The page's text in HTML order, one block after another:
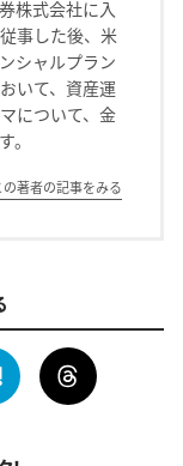
株式会社に入
事した後、米
シャルプラン
いて、資産運
について、金
。
の著者の記事をみる